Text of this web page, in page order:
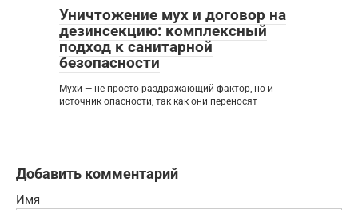
Уничтожение мух и договор на
дезинсекцию: комплексный
подход к санитарной
безопасности
Мухи — не просто раздражающий фактор, но и
источник опасности, так как они переносят
Добавить комментарий
Имя